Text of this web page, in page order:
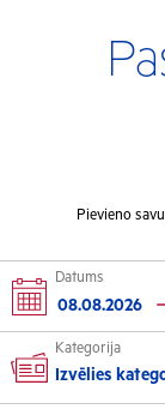
Pievieno
Datums
Kategorija
Izvēlies